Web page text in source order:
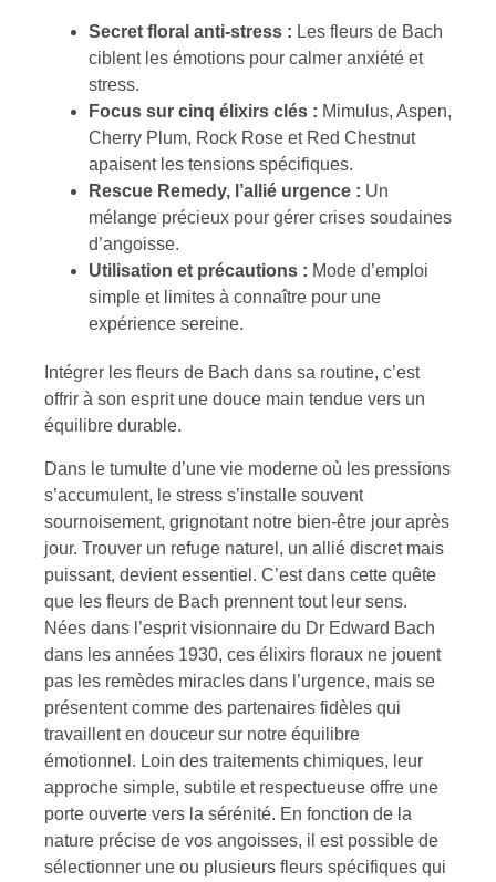
Secret floral anti-stress : Les fleurs de Bach
ciblent les émotions pour calmer anxiété et
stress.
Focus sur cinq élixirs clés : Mimulus, Aspen,
Cherry Plum, Rock Rose et Red Chestnut
apaisent les tensions spécifiques.
Rescue Remedy, l’allié urgence : Un
mélange précieux pour gérer crises soudaines
d’angoisse.
Utilisation et précautions : Mode d’emploi
simple et limites à connaître pour une
expérience sereine.
Intégrer les fleurs de Bach dans sa routine, c’est
offrir à son esprit une douce main tendue vers un
équilibre durable.
Dans le tumulte d’une vie moderne où les pressions
s’accumulent, le stress s’installe souvent
sournoisement, grignotant notre bien-être jour après
jour. Trouver un refuge naturel, un allié discret mais
puissant, devient essentiel. C’est dans cette quête
que les fleurs de Bach prennent tout leur sens.
Nées dans l’esprit visionnaire du Dr Edward Bach
dans les années 1930, ces élixirs floraux ne jouent
pas les remèdes miracles dans l’urgence, mais se
présentent comme des partenaires fidèles qui
travaillent en douceur sur notre équilibre
émotionnel. Loin des traitements chimiques, leur
approche simple, subtile et respectueuse offre une
porte ouverte vers la sérénité. En fonction de la
nature précise de vos angoisses, il est possible de
sélectionner une ou plusieurs fleurs spécifiques qui